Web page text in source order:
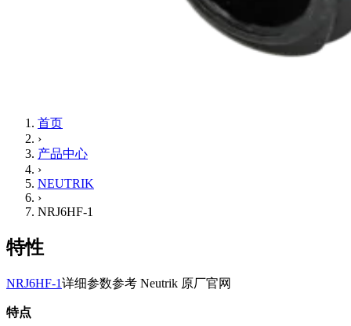
首页
›
产品中心
›
NEUTRIK
›
NRJ6HF-1
特性
NRJ6HF-1详细参数参考 Neutrik 原厂官网
特点